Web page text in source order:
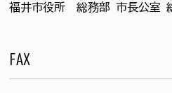
福井市役所 総務部 市長公室
FAX